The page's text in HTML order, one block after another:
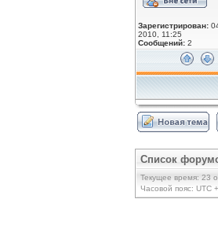
Зарегистрирован:
2010, 11:25
Сообщений: 2
Список
Текущее время: 23
Часовой пояс: UTC